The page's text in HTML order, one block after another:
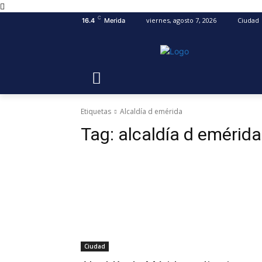
16.4 C Merida viernes, agosto 7, 2026 Ciudad
Etiquetas Alcaldía d emérida
Tag: alcaldía d emérida
Ciudad